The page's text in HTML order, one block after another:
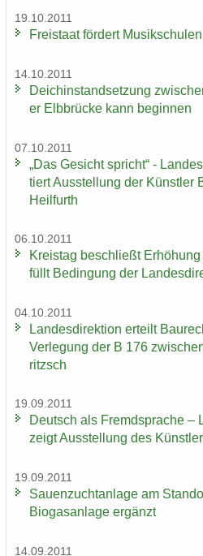
19.10.2011
Frei­staat för­dert
14.10.2011
Deich­in­stand­set­zung
er Elb­brü­cke kann be­gin­nen
07.10.2011
„Das Ge­sicht spricht“ -
tiert Aus­stel­lung der Künst­ler
Heil­furth
06.10.2011
Kreis­tag be­schließt
füllt Be­din­gung der
04.10.2011
Lan­des­di­rek­ti­on er­teilt
Ver­le­gung der B 176
ritzsch
19.09.2011
Deutsch als Fremd­spra­che –
zeigt Aus­stel­lung des
19.09.2011
Sauen­zucht­an­la­ge am
Bio­gas­an­la­ge er­gänzt
14.09.2011